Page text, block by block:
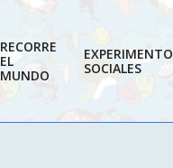
RECORRE
EL
MUNDO
SOCIALES